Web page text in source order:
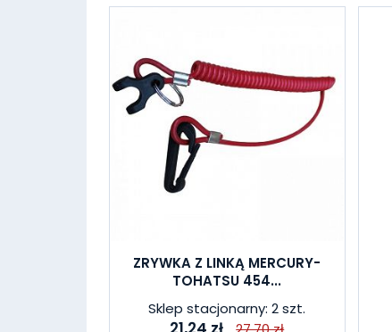
ZRYWKA Z LINKĄ MERCURY-
TOHATSU 454...
Sklep stacjonarny: 2 szt.